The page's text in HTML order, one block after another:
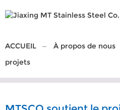
ACCUEIL À propos de nous
projets